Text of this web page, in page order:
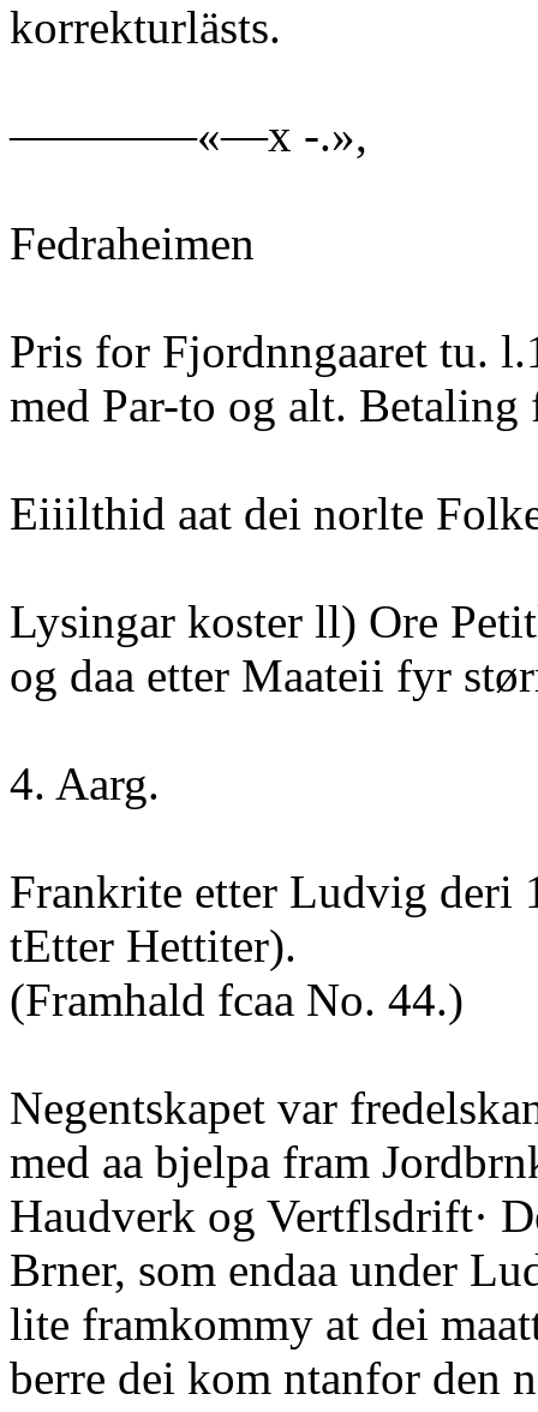
korrekturlästs.
————«—x -.»,
Fedraheimen
Pris for Fjordnngaaret tu.
med Par-to og alt. Betaling
Eiiilthid aat dei norlte
Lysingar koster ll) Ore
og daa etter Maateii fyr
4. Aarg.
Frankrite etter Ludvig deri
tEtter Hettiter).
(Framhald fcaa No. 44.)
Negentskapet var
med aa bjelpa fram
Haudverk og Vertflsdrift·
Brner, som endaa under
lite framkommy at dei
berre dei kom ntanfor den